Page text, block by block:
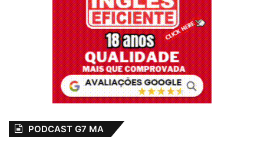
Agência Assembleia
Iracema Vale
prestigia entrega
Benedito do Rio
Preto-MA
Iracema Vale
participa de
PODCAST G7 MA